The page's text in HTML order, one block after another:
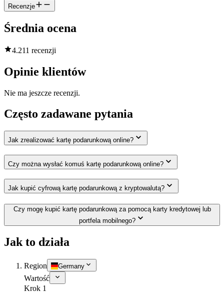
Recenzje
Średnia ocena
4.211 recenzji
Opinie klientów
Nie ma jeszcze recenzji.
Często zadawane pytania
Jak zrealizować kartę podarunkową online?
Czy można wysłać komuś kartę podarunkową online?
Jak kupić cyfrową kartę podarunkową z kryptowalutą?
Czy mogę kupić kartę podarunkową za pomocą karty kredytowej lub
portfela mobilnego?
Jak to działa
Region Germany
Wartość
Krok 1